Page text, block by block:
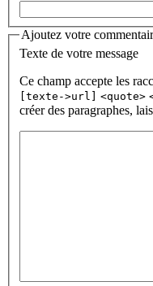
Ajoutez votre
Texte de votre message
Ce champ accepte les
[texte->url]
<quote>
créer des paragraphes,